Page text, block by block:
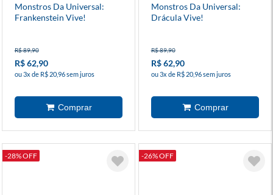
Monstros Da Universal:
Frankenstein Vive!
R$ 89,90
R$ 62,90
ou 3x de R$ 20,96 sem juros
Monstros Da Universal:
Drácula Vive!
R$ 89,90
R$ 62,90
ou 3x de R$ 20,96 sem juros
-28% OFF -26% OFF